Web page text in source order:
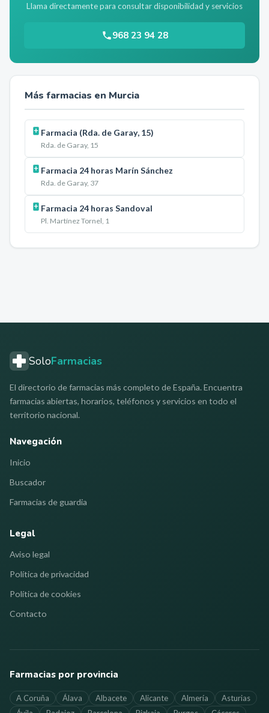
Llama directamente para consultar disponibilidad y servicios
968 23 94 28
Más farmacias en Murcia
Farmacia (Rda. de Garay, 15)
Rda. de Garay, 15
Farmacia 24 horas Marín Sánchez
Rda. de Garay, 37
Farmacia 24 horas Sandoval
Pl. Martínez Tornel, 1
SoloFarmacias
El directorio de farmacias más completo de España. Encuentra
farmacias abiertas, horarios, teléfonos y servicios en todo el
territorio nacional.
Navegación
Inicio
Buscador
Farmacias de guardia
Legal
Aviso legal
Política de privacidad
Política de cookies
Contacto
Farmacias por provincia
A Coruña Álava Albacete Alicante Almería
Asturias